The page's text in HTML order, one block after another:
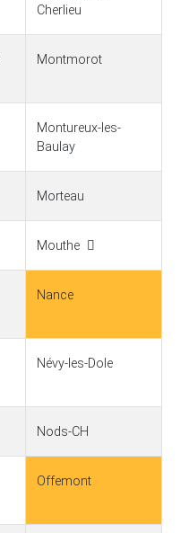
Cherlieu
Montmorot
Montureux-les-
Baulay
Morteau
Mouthe
Nance
Névy-les-Dole
Nods-CH
Offemont